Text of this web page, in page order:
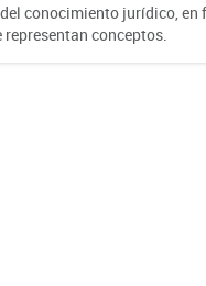
conocimiento jurídico, en
conceptos.